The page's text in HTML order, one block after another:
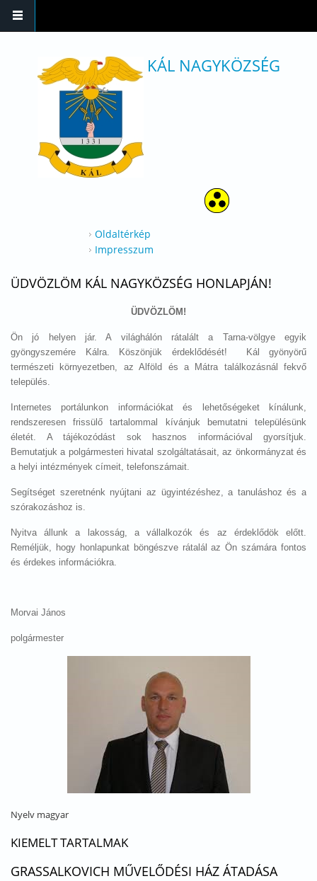
KÁL NAGYKÖZSÉG
Oldaltérkép
Impresszum
ÜDVÖZLÖM KÁL NAGYKÖZSÉG HONLAPJÁN!
ÜDVÖZLÖM!
Ön jó helyen jár. A világhálón rátalált a Tarna-völgye egyik
gyöngyszemére Kálra. Köszönjük érdeklődését! Kál gyönyörű
természeti környezetben, az Alföld és a Mátra találkozásnál fekvő
település.
Internetes portálunkon információkat és lehetőségeket kínálunk,
rendszeresen frissülő tartalommal kívánjuk bemutatni településünk
életét. A tájékozódást sok hasznos információval gyorsítjuk.
Bemutatjuk a polgármesteri hivatal szolgáltatásait, az önkormányzat és
a helyi intézmények címeit, telefonszámait.
Segítséget szeretnénk nyújtani az ügyintézéshez, a tanuláshoz és a
szórakozáshoz is.
Nyitva állunk a lakosság, a vállalkozók és az érdeklődök előtt.
Reméljük, hogy honlapunkat böngészve rátalál az Ön számára fontos
és érdekes információkra.
Morvai János
polgármester
Nyelv magyar
KIEMELT TARTALMAK
GRASSALKOVICH MŰVELŐDÉSI HÁZ ÁTADÁSA